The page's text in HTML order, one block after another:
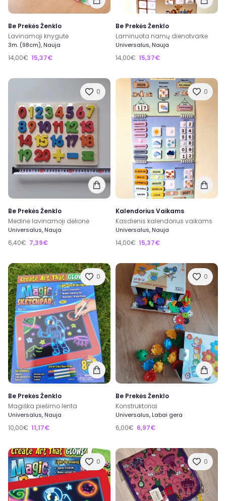
Be Prekės Ženklo
Lavinamoji knygutė
3m. (98cm), Nauja
14,00€ 15,37€
Be Prekės Ženklo
Laminuota namų dienotvarkė
Universalus, Nauja
14,00€ 15,37€
0
Be Prekės Ženklo
Medinė lavinamoji dėlionė
Universalus, Nauja
6,40€ 7,39€
0
Kalendorius Vaikams
Kasdienis kalendorius vaikams
Universalus, Nauja
14,00€ 15,37€
0
Be Prekės Ženklo
Magiška piešimo lenta
Universalus, Nauja
10,00€ 11,17€
0
Be Prekės Ženklo
Konstruktoriai
Universalus, Labai gera
6,00€ 6,97€
0 0
nebenaudojamas, bei naujas prekes
ir dar užsidirbk, ar gali būti kažkas dar geriau?
Prisijunk prie mūsų ir tapkExTing dalimi!
ExTing bendruomenėje jau 6000+ narių.
Supratau